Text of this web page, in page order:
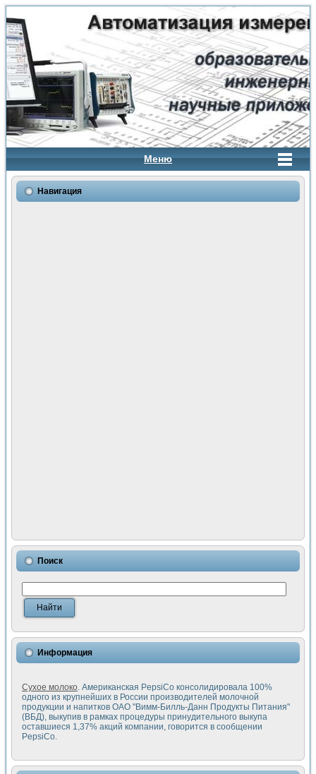
Меню
Навигация
Поиск
Информация
Сухое молоко. Американская PepsiCo консолидировала 100%
одного из крупнейших в России производителей молочной
продукции и напитков ОАО "Вимм-Билль-Данн Продукты Питания"
(ВБД), выкупив в рамках процедуры принудительного выкупа
оставшиеся 1,37% акций компании, говорится в сообщении
PepsiCo.